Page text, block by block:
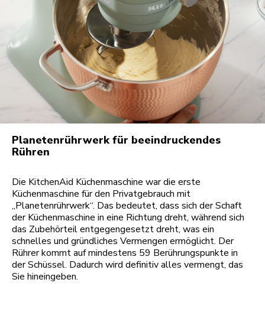
Planetenrührwerk für beeindruckendes
Rühren
Die KitchenAid Küchenmaschine war die erste
Küchenmaschine für den Privatgebrauch mit
„Planetenrührwerk“. Das bedeutet, dass sich der Schaft
der Küchenmaschine in eine Richtung dreht, während sich
das Zubehörteil entgegengesetzt dreht, was ein
schnelles und gründliches Vermengen ermöglicht. Der
Rührer kommt auf mindestens 59 Berührungspunkte in
der Schüssel. Dadurch wird definitiv alles vermengt, das
Sie hineingeben.